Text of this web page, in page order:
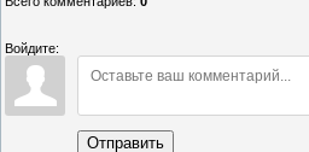
Войдите:
Отправить